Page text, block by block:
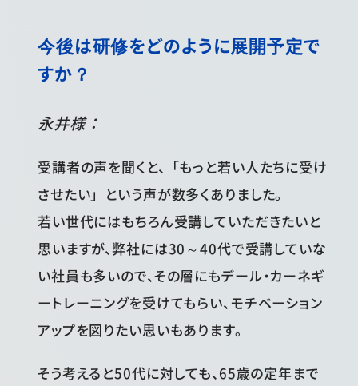
今後は研修をどのように展開予定で
すか？
永井様：
受講者の声を聞くと、「もっと若い人たちに受け
させたい」という声が数多くありました。
若い世代にはもちろん受講していただきたいと
思いますが、弊社には30～40代で受講していな
い社員も多いので、その層にもデール・カーネギ
ートレーニングを受けてもらい、モチベーション
アップを図りたい思いもあります。
そう考えると50代に対しても、65歳の定年まで